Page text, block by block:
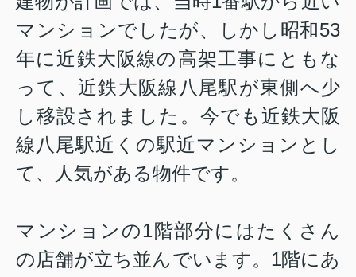
マンションでしたが、しかし昭和53
年に近鉄大阪線の高架工事にともな
って、近鉄大阪線八尾駅が東側へ少
し移設されました。今でも近鉄大阪
線八尾駅近くの駅近マンションとし
て、人気がある物件です。
マンションの1階部分にはたくさん
の店舗が立ち並んでいます。1階にあ